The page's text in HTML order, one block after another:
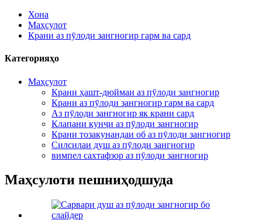
Хона
Маҳсулот
Крани аз пӯлоди зангногир гарм ва сард
Категорияҳо
Маҳсулот
Крани ҳашт-дюймаи аз пӯлоди зангногир
Крани аз пӯлоди зангногир гарм ва сард
Аз пӯлоди зангногир як крани сард
Клапани кунҷи аз пӯлоди зангногир
Крани тозакунандаи об аз пӯлоди зангногир
Силсилаи душ аз пӯлоди зангногир
вимпел сахтафзор аз пӯлоди зангногир
Маҳсулоти пешниҳодшуда